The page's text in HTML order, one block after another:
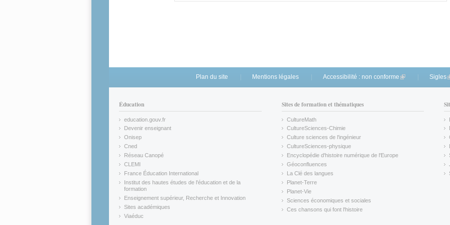
Plan du site Mentions légales Accessibilité : non conforme (link is external)
Sigles
Éducation
education.gouv.fr
(link is external)
Devenir enseignant
(link is external)
Onisep
(link is external)
Cned
(link is external)
Réseau Canopé
(link is external)
CLEMI
(link is external)
France Éducation International
(link is external)
Institut des hautes études de l'éducation et de la
formation
(link is external)
Enseignement supérieur, Recherche et Innovation
(link is external)
Sites académiques
(link is external)
Viaéduc
Sites de formation et thématiques
CultureMath
(link is external)
CultureSciences-Chimie
(link is external)
Culture sciences de l'ingénieur
CultureSciences-physique
(link is external)
Encyclopédie d'histoire numérique de l'Europe
(link is external)
Géoconfluences
(link is external)
La Clé des langues
(link is external)
Planet-Terre
(link is external)
Planet-Vie
(link is external)
Sciences économiques et sociales
(link is external)
Ces chansons qui font l'histoire